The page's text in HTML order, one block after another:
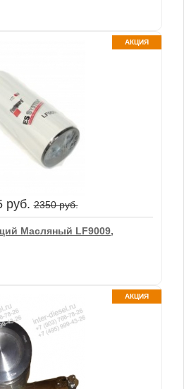
руб. 1095 руб.
Fleetguard
В корзину
АКЦИЯ
руб.2350 руб.
Масляный LF9009,
АКЦИЯ